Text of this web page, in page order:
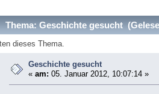
Thema: Geschichte gesucht
dieses Thema.
Geschichte gesucht
«am: 05. Januar 2012, 10:07:14 »